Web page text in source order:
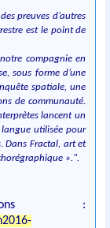
preuves d’autres
est le point de
compagnie en
sous forme d’une
spatiale, une
de communauté.
lancent un
langue utilisée pour
Dans Fractal, art et
».".
: